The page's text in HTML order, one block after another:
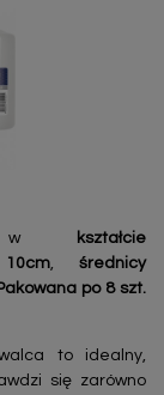
kształcie
,średnicy
po 8 szt.
to idealny,
się zarówno